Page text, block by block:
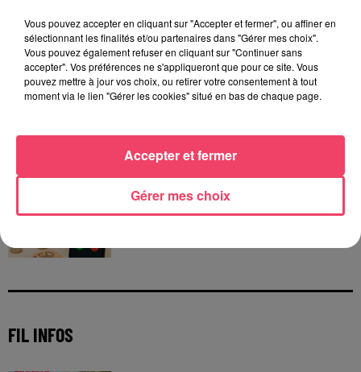
C'est plus ou c'est moins : Jusqu'à 300€ à gagner
!
Jouez malin et visez le gros gain ! Chaque
jour à 8h50 avec Kris dans le Big Morning
FIL INFOS
Vous pouvez accepter en cliquant sur "Accepter et fermer", ou affiner en
sélectionnant les finalités et/ou partenaires dans "Gérer mes choix".
Vous pouvez également refuser en cliquant sur "Continuer sans
accepter". Vos préférences ne s'appliqueront que pour ce site. Vous
pouvez mettre à jour vos choix, ou retirer votre consentement à tout
moment via le lien "Gérer les cookies" situé en bas de chaque page.
Gérer mes choix
Accepter et fermer